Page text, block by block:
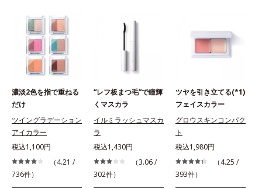
濃淡2色を指で重ねる
だけ
ツイングラデーション
アイカラー
税込1,100円
（4.21 /
736件）
“レフ板まつ毛”で瞳輝
くマスカラ
イルミラッシュマスカ
ラ
税込1,430円
（3.06 /
302件）
ツヤを引き立てる(*1)
フェイスカラー
グロウスキンコンパク
ト
税込1,980円
（4.25 /
393件）